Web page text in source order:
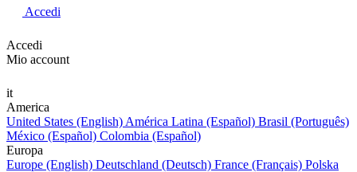
Accedi
Accedi
Mio account
it
America
United States (English) América Latina (Español) Brasil (Português)
México (Español) Colombia (Español)
Europa
Europe (English) Deutschland (Deutsch) France (Français) Polska